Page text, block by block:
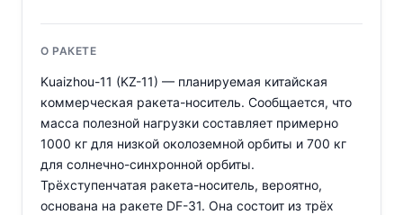
О РАКЕТЕ
Kuaizhou-11 (KZ-11) — планируемая китайская
коммерческая ракета-носитель. Сообщается, что
масса полезной нагрузки составляет примерно
1000 кг для низкой околоземной орбиты и 700 кг
для солнечно-синхронной орбиты.
Трёхступенчатая ракета-носитель, вероятно,
основана на ракетe DF-31. Она состоит из трёх